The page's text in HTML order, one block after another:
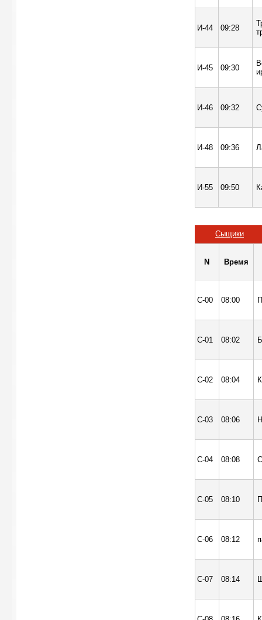
И-44 09:28
И-45 09:30
И-46 09:32
И-48 09:36
И-55 09:50
Сыщики
N Время
С-00 08:00
С-01 08:02
С-02 08:04
С-03 08:06
С-04 08:08
С-05 08:10
С-06 08:12
С-07 08:14